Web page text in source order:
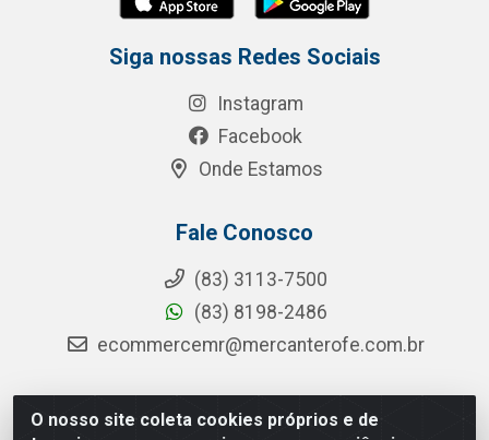
O nosso site coleta cookies próprios e de
Siga nossas Redes Sociais
Instagram
Facebook
Onde Estamos
Fale Conosco
(83) 3113-7500
(83) 8198-2486
ecommercemr@mercanterofe.com.br
MR Distribuidora - Rua Hortêncio Ribeiro de Luna, 3777 -